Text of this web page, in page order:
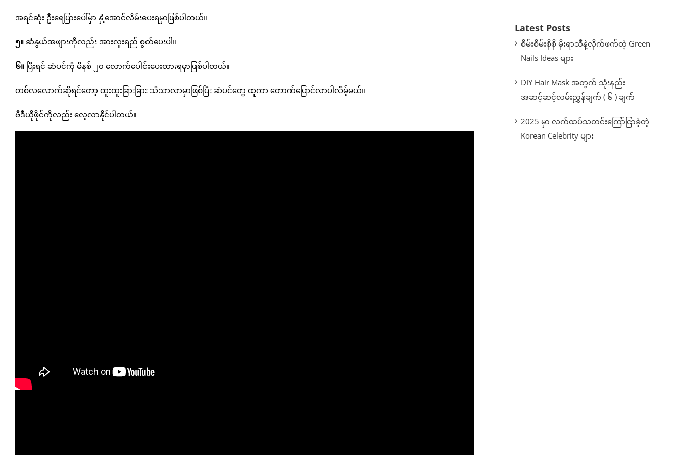
အရင်ဆုံး ဦးရေပြားပေါ်မှာ နှံ့အောင်လိမ်းပေးရမှာဖြစ်ပါတယ်။
၅။ ဆံနွယ်အဖျားကိုလည်း အားလူးရည် စွတ်ပေးပါ။
၆။ ပြီးရင် ဆံပင်ကို မိနစ် ၂၀ လောက်ပေါင်းပေးထားရမှာဖြစ်ပါတယ်။
တစ်လလောက်ဆိုရင်တော့ ထူးထူးခြားခြား သိသာလာမှာဖြစ်ပြီး ဆံပင်တွေ ထူကာ တောက်ပြောင်လာပါလိမ့်မယ်။
ဗီဒီယိုဖိုင်ကိုလည်း လေ့လာနိုင်ပါတယ်။
Latest Posts
စိမ်းစိမ်းစိုစို မိုးရာသီနဲ့လိုက်ဖက်တဲ့ Green
Nails Ideas များ
DIY Hair Mask အတွက် သုံးနည်း
အဆင့်ဆင့်လမ်းညွှန်ချက် ( ၆ ) ချက်
2025 မှာ လက်ထပ်သတင်းကြော်ငြာခဲ့တဲ့
Korean Celebrity များ